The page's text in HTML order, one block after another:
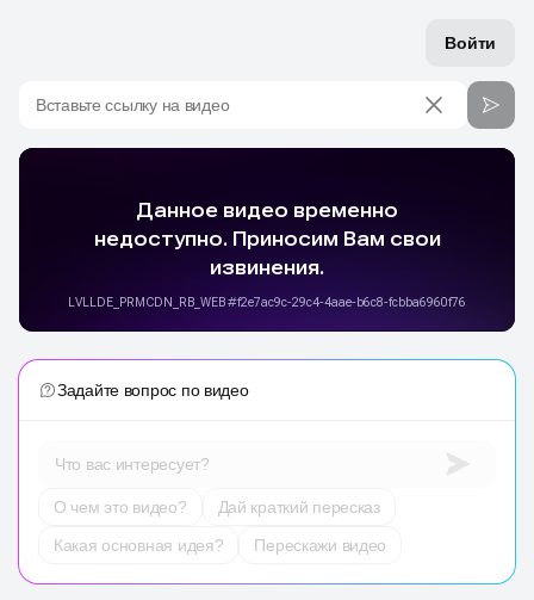
Войти
Вставьте ссылку на видео
Задайте вопрос по видео
Что вас интересует?
О чем это видео?
Дай краткий пересказ
Какая основная идея?
Перескажи видео